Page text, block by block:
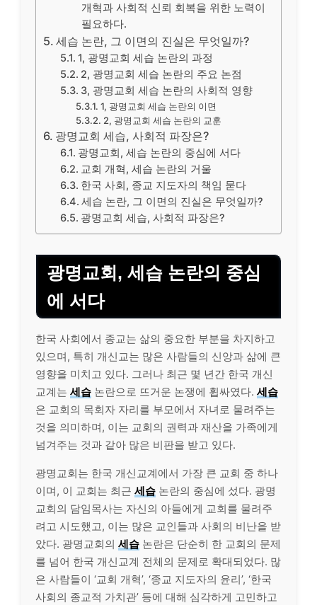
개혁과 사회적 신뢰 회복을 위한 노력이
필요하다.
세습 논란, 그 이면의 진실은 무엇일까?
1, 광명교회 세습 논란의 과정
2, 광명교회 세습 논란의 주요 논점
3, 광명교회 세습 논란의 사회적 영향
1, 광명교회 세습 논란의 이면
2, 광명교회 세습 논란의 교훈
광명교회 세습, 사회적 파장은?
광명교회, 세습 논란의 중심에 서다
교회 개혁, 세습 논란의 거울
한국 사회, 종교 지도자의 책임 묻다
세습 논란, 그 이면의 진실은 무엇일까?
광명교회 세습, 사회적 파장은?
광명교회, 세습 논란의 중심
에 서다
한국 사회에서 종교는 삶의 중요한 부분을 차지하고
있으며, 특히 개신교는 많은 사람들의 신앙과 삶에 큰
영향을 미치고 있다. 그러나 최근 몇 년간 한국 개신
교계는 세습 논란으로 뜨거운 논쟁에 휩싸였다. 세습
은 교회의 목회자 자리를 부모에서 자녀로 물려주는
것을 의미하며, 이는 교회의 권력과 재산을 가족에게
넘겨주는 것과 같아 많은 비판을 받고 있다.
광명교회는 한국 개신교계에서 가장 큰 교회 중 하나
이며, 이 교회는 최근 세습 논란의 중심에 섰다. 광명
교회의 담임목사는 자신의 아들에게 교회를 물려주
려고 시도했고, 이는 많은 교인들과 사회의 비난을 받
았다. 광명교회의 세습 논란은 단순히 한 교회의 문제
를 넘어 한국 개신교계 전체의 문제로 확대되었다. 많
은 사람들이 ‘교회 개혁’, ‘종교 지도자의 윤리’, ‘한국
사회의 종교적 가치관’ 등에 대해 심각하게 고민하고